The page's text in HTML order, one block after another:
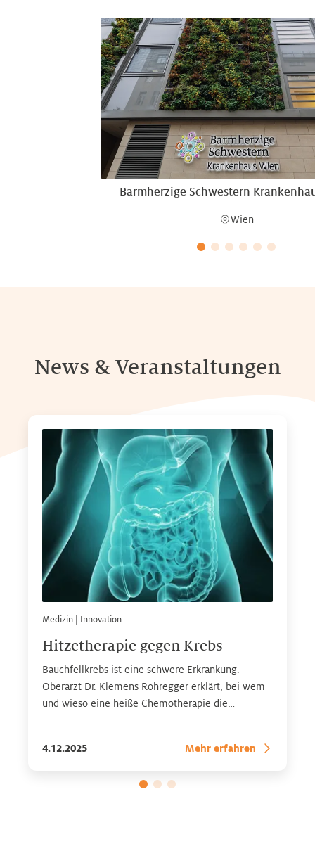
Barmherzige Schwestern
Wien
News & Veranstaltungen
Medizin Innovation
Hitzetherapie gegen Krebs
Bauchfellkrebs ist eine schwere Erkrankung.
Oberarzt Dr. Klemens Rohregger erklärt, bei wem
und wieso eine heiße Chemotherapie die
4.12.2025 Mehr erfahren